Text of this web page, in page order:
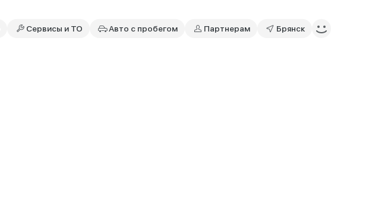
Сервисы и ТО Авто с пробегом Партнерам Брянск